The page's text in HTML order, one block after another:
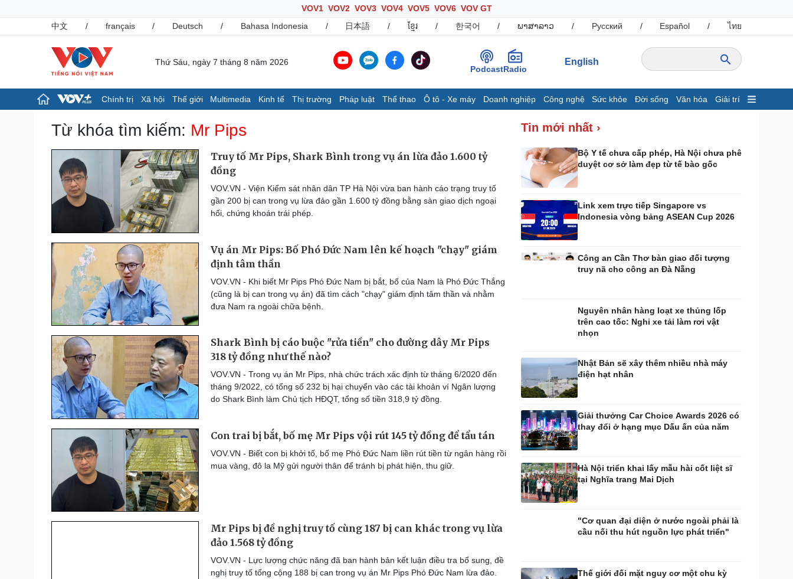
VOV1 VOV2 VOV3 VOV4 VOV5 VOV6 VOV GT
中文
/ français / Deutsch / Bahasa Indonesia / 日本語 / ខ្មែរ / 한국어 / ພາສາລາວ / Русский / Español / ไทย
Thứ Sáu, ngày 7 tháng 8 năm 2026
PodcastRadio
English
Chính trị Xã hội Thế giới Multimedia Kinh tế Thị trường Pháp luật Thể thao Ô tô - Xe máy Doanh nghiệp Công nghệ Sức khỏe Đời sống Văn hóa Giải trí
Chính trị
Tổ chức nhân sự
Quốc hội
Nhận diện sự thật
Xã hội
Giáo dục
Dự báo thời tiết
Dấu ấn VOV
Việc làm
Biển đảo
Cuộc sống đó đây
Hồ sơ
Video
Kinh tế
Khởi nghiệp
Tiêu dùng
Tỷ giá
Tin nóng
Tư vấn luật
Thể thao
Bóng đá quốc tế
Bóng đá Việt Nam
Thế giới thể thao
Lịch thi đấu bóng đá
Hậu trường
Xe máy
Doanh nghiệp 24h
Công nghệ
Sành điệu
Trải nghiệm
Sức khỏe
Sản phụ khoa
Nhi khoa
Phòng mạch online
Ăn sạch sống khỏe
Đời sống
Nhà đẹp
Tình yêu - Gia đình
Blog
Văn hóa
Sân khấu - Điện ảnh
Văn học
Âm nhạc
Di sản
Giải trí
Nghệ sĩ
Thời trang
Sao Việt
Du lịch
Săn Tour
check-in
Vũ khí
Việt Nam
Phân tích
Từ khóa tìm kiếm: Mr Pips
Truy tố Mr Pips, Shark Bình trong vụ án lừa đảo 1.600 tỷ
đồng
VOV.VN - Viện Kiểm sát nhân dân TP Hà Nội vừa ban hành cáo trạng truy tố
gần 200 bị can trong vụ lừa đảo gần 1.600 tỷ đồng bằng sàn giao dịch ngoại
hối, chứng khoán trái phép.
Vụ án Mr Pips: Bố Phó Đức Nam lên kế hoạch "chạy" giám
định tâm thần
VOV.VN - Khi biết Mr Pips Phó Đức Nam bị bắt, bố của Nam là Phó Đức Thắng
(cũng là bị can trong vụ án) đã tìm cách "chạy" giám định tâm thần và nhằm
đưa Nam ra ngoài chữa bệnh.
Shark Bình bị cáo buộc "rửa tiền" cho đường dây Mr Pips
318 tỷ đồng như thế nào?
VOV.VN - Trong vụ án Mr Pips, nhà chức trách xác định từ tháng 6/2020 đến
tháng 9/2022, có tổng số 232 bị hại chuyển vào các tài khoản ví Ngân lượng
do Shark Bình làm Chủ tịch HĐQT, tổng số tiền 318,9 tỷ đồng.
Con trai bị bắt, bố mẹ Mr Pips vội rút 145 tỷ đồng để tẩu tán
VOV.VN - Biết con bị khởi tố, bố mẹ Phó Đức Nam liền rút tiền từ ngân hàng rồi
mua vàng, đô la Mỹ gửi người thân để tránh bị phát hiện, thu giữ.
Mr Pips bị đề nghị truy tố cùng 187 bị can khác trong vụ lừa
đảo 1.568 tỷ đồng
VOV.VN - Lực lượng chức năng đã ban hành bản kết luận điều tra bổ sung, đề
nghị truy tố tổng cộng 188 bị can trong vụ án Mr Pips Phó Đức Nam lừa đảo.
Tin mới nhất ›
Bộ Y tế chưa cấp phép, Hà Nội chưa phê
duyệt cơ sở làm đẹp từ tế bào gốc
Link xem trực tiếp Singapore vs
Indonesia vòng bảng ASEAN Cup 2026
Công an Cần Thơ bàn giao đối tượng
truy nã cho công an Đà Nẵng
Nguyên nhân hàng loạt xe thủng lốp
trên cao tốc: Nghi xe tải làm rơi vật
nhọn
Nhật Bản sẽ xây thêm nhiều nhà máy
điện hạt nhân
Giải thưởng Car Choice Awards 2026 có
thay đổi ở hạng mục Dấu ấn của năm
Hà Nội triển khai lấy mẫu hài cốt liệt sĩ
tại Nghĩa trang Mai Dịch
"Cơ quan đại diện ở nước ngoài phải là
cầu nối thu hút nguồn lực phát triển"
Thế giới đối mặt nguy cơ một chu kỳ